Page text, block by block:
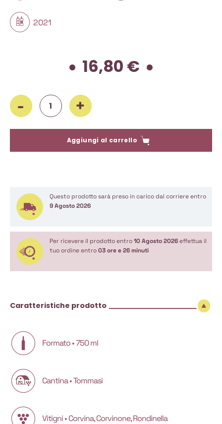
2021
16,80 €
Tommasi, Valpolicella Classico Superiore Ripasso 2021, 750
Aggiungi al carrello
Questo prodotto sarà preso in carico dal corriere entro
9 Agosto 2026
Per ricevere il prodotto entro10 Agosto 2026effettua il
tuo ordine entro03 ore e 26 minuti
Caratteristiche prodotto
Formato • 750 ml
Cantina • Tommasi
Vitigni • Corvina, Corvinone, Rondinella